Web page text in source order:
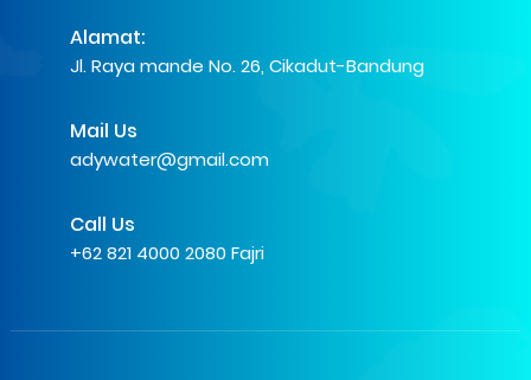
Alamat:
Jl. Raya mande No. 26, Cikadut-Bandung
Mail Us
adywater@gmail.com
Call Us
+62 821 4000 2080 Fajri